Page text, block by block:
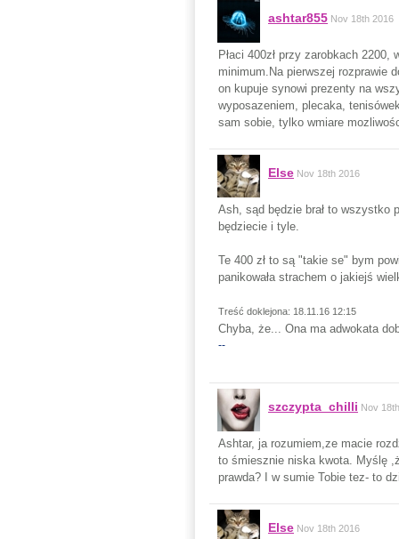
ashtar855 Nov 18th 2016
Płaci 400zł przy zarobkach
minimum.Na pierwszej rozprawie
on kupuje synowi prezenty na
wyposazeniem, plecaka,
sam sobie, tylko wmiare
Else Nov 18th 2016
Ash, sąd będzie brał to wszystko
będziecie i tyle.
Te 400 zł to są "takie se" bym
panikowała strachem o jakiejś
Treść doklejona: 18.11.16 12:15
Chyba, że... Ona ma adwokata
--
szczypta_chilli Nov
Ashtar, ja rozumiem,ze macie
to śmiesznie niska kwota. Myślę
prawda? I w sumie Tobie tez- to
Else Nov 18th 2016